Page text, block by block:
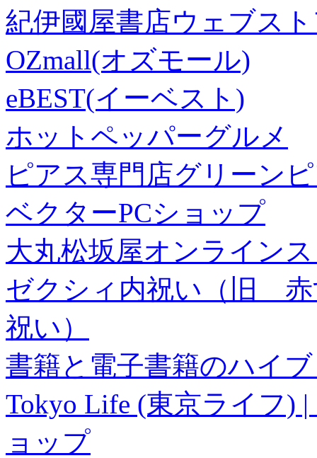
紀伊國屋書店ウェブス
OZmall(オズモール)
eBEST(イーベスト)
ホットペッパーグルメ
ピアス専門店グリーン
ベクターPCショップ
大丸松坂屋オンライン
ゼクシィ内祝い（旧 赤
祝い）
書籍と電子書籍のハイ
Tokyo Life (東京ライフ)
ョップ